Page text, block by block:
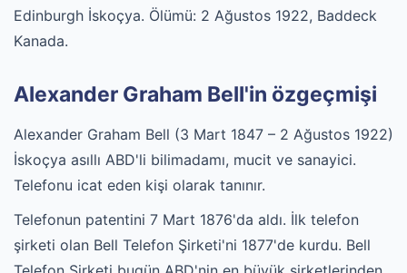
Edinburgh İskoçya. Ölümü: 2 Ağustos 1922, Baddeck
Kanada.
Alexander Graham Bell'in özgeçmişi
Alexander Graham Bell (3 Mart 1847 – 2 Ağustos 1922)
İskoçya asıllı ABD'li bilimadamı, mucit ve sanayici.
Telefonu icat eden kişi olarak tanınır.
Telefonun patentini 7 Mart 1876'da aldı. İlk telefon
şirketi olan Bell Telefon Şirketi'ni 1877'de kurdu. Bell